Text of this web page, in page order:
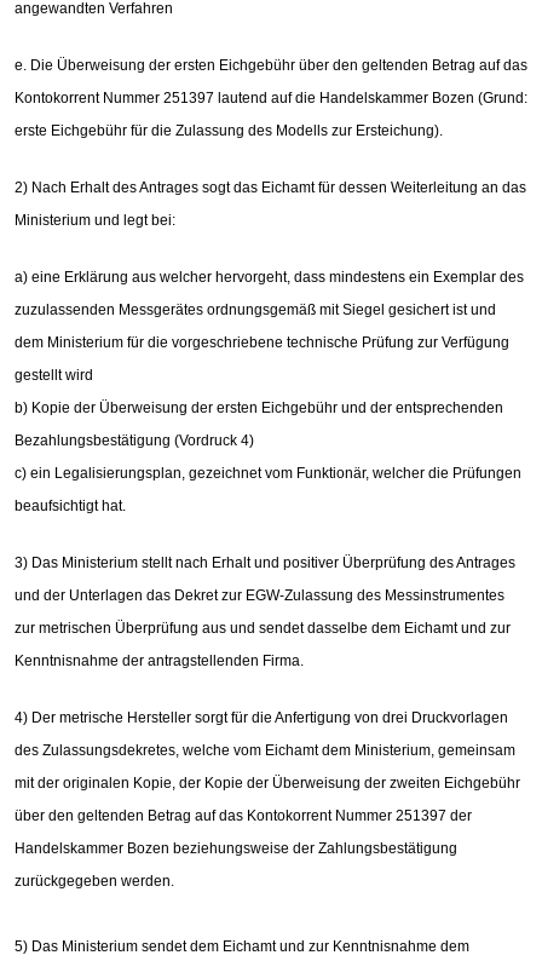
angewandten Verfahren
e. Die Überweisung der ersten Eichgebühr über den geltenden Betrag auf das
Kontokorrent Nummer 251397 lautend auf die Handelskammer Bozen (Grund:
erste Eichgebühr für die Zulassung des Modells zur Ersteichung).
2) Nach Erhalt des Antrages sogt das Eichamt für dessen Weiterleitung an das
Ministerium und legt bei:
a) eine Erklärung aus welcher hervorgeht, dass mindestens ein Exemplar des
zuzulassenden Messgerätes ordnungsgemäß mit Siegel gesichert ist und
dem Ministerium für die vorgeschriebene technische Prüfung zur Verfügung
gestellt wird
b) Kopie der Überweisung der ersten Eichgebühr und der entsprechenden
Bezahlungsbestätigung (Vordruck 4)
c) ein Legalisierungsplan, gezeichnet vom Funktionär, welcher die Prüfungen
beaufsichtigt hat.
3) Das Ministerium stellt nach Erhalt und positiver Überprüfung des Antrages
und der Unterlagen das Dekret zur EGW-Zulassung des Messinstrumentes
zur metrischen Überprüfung aus und sendet dasselbe dem Eichamt und zur
Kenntnisnahme der antragstellenden Firma.
4) Der metrische Hersteller sorgt für die Anfertigung von drei Druckvorlagen
des Zulassungsdekretes, welche vom Eichamt dem Ministerium, gemeinsam
mit der originalen Kopie, der Kopie der Überweisung der zweiten Eichgebühr
über den geltenden Betrag auf das Kontokorrent Nummer 251397 der
Handelskammer Bozen beziehungsweise der Zahlungsbestätigung
zurückgegeben werden.
5) Das Ministerium sendet dem Eichamt und zur Kenntnisnahme dem